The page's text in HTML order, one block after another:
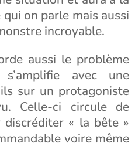
on parle mais aussi
incroyable.
aussi le problème
avec une
sur un protagoniste
Celle-ci circule de
« la bête »
voire même